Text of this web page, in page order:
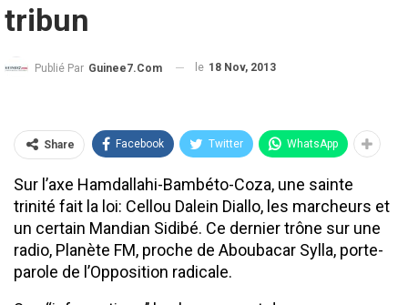
tribun
Publié Par Guinee7.com le 18 Nov, 2013
Share Facebook Twitter WhatsApp
Sur l’axe Hamdallahi-Bambéto-Coza, une sainte
trinité fait la loi: Cellou Dalein Diallo, les marcheurs et
un certain Mandian Sidibé. Ce dernier trône sur une
radio, Planète FM, proche de Aboubacar Sylla, porte-
parole de l’Opposition radicale.